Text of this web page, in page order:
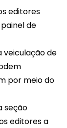
editores
de
veiculação de
por meio do
seção
editores a